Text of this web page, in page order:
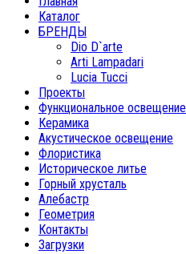
Каталог
БРЕНДЫ
Dio D`arte
Arti Lampadari
Lucia Tucci
Проекты
Функциональное освещение
Керамика
Акустическое освещение
Флористика
Историческое литье
Горный хрусталь
Алебастр
Геометрия
Контакты
Загрузки